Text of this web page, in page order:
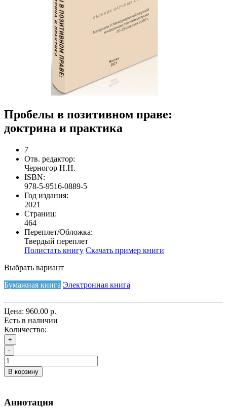
Пробелы в позитивном праве:
доктрина и практика
7
Отв. редактор:
Черногор Н.Н.
ISBN:
978-5-9516-0889-5
Год издания:
2021
Страниц:
464
Переплет/Обложка:
Твердый переплет
Полистать книгу Скачать пример книги
Выбрать вариант
Бумажная книга Электронная книга
Цена: 960.00 р.
Есть в наличии
Количество:
+
-
В корзину
Аннотация